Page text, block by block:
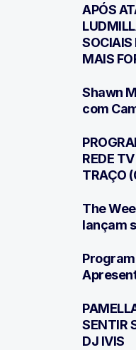
APÓS
SOCIAIS
MAIS
Shawn
com
REDE
TRAÇO
The
lançam
SENTIR
DJ IVIS